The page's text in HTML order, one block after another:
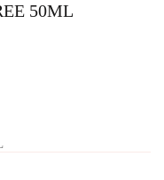
50ML